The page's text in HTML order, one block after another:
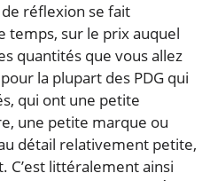
réflexion se fait
temps, sur le prix auquel
quantités que vous allez
la plupart des PDG qui
qui ont une petite
une petite marque ou
détail relativement petite,
C’est littéralement ainsi